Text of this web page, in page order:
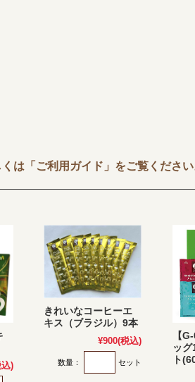
は「ご利用ガイド」をご覧ください
)
きれいなコーヒーエ
キス（ブラジル）9本
¥900(税込)
数量： セット
【
ッ
ト